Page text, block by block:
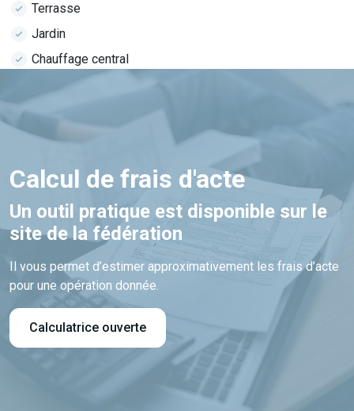
Terrasse
Jardin
Chauffage central
Calcul de frais d'acte
Un outil pratique est disponible sur le
site de la fédération
Il vous permet d’estimer approximativement les frais d’acte
pour une opération donnée.
Calculatrice ouverte